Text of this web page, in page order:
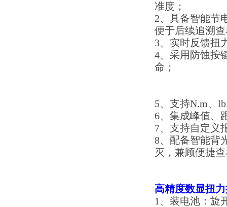
准度；
2、具备智能节
便于后续追溯
3、实时反馈扭
4、采用防蚀按
命；
5、支持N.m、
6、集成峰值、
7、支持自定义
8、配备智能背
灭，兼顾便捷
高精度数显扭
1、装电池：旋